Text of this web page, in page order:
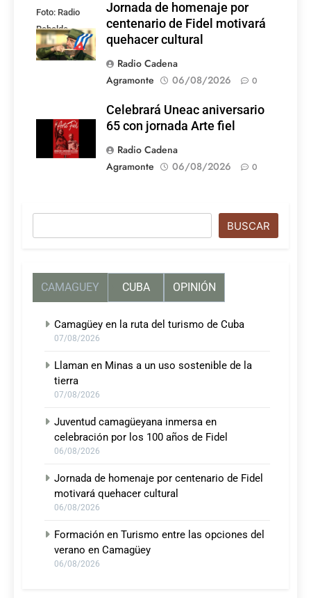
Foto: Radio
Rebelde
Jornada de homenaje por
centenario de Fidel motivará
quehacer cultural
Radio Cadena
Agramonte
06/08/2026 0
Celebrará Uneac aniversario
65 con jornada Arte fiel
Radio Cadena
Agramonte
06/08/2026 0
BUSCAR
CAMAGUEY CUBA OPINIÓN
Camagüey en la ruta del turismo de Cuba
07/08/2026
Llaman en Minas a un uso sostenible de la
tierra
07/08/2026
Juventud camagüeyana inmersa en
celebración por los 100 años de Fidel
06/08/2026
Jornada de homenaje por centenario de Fidel
motivará quehacer cultural
06/08/2026
Formación en Turismo entre las opciones del
verano en Camagüey
06/08/2026